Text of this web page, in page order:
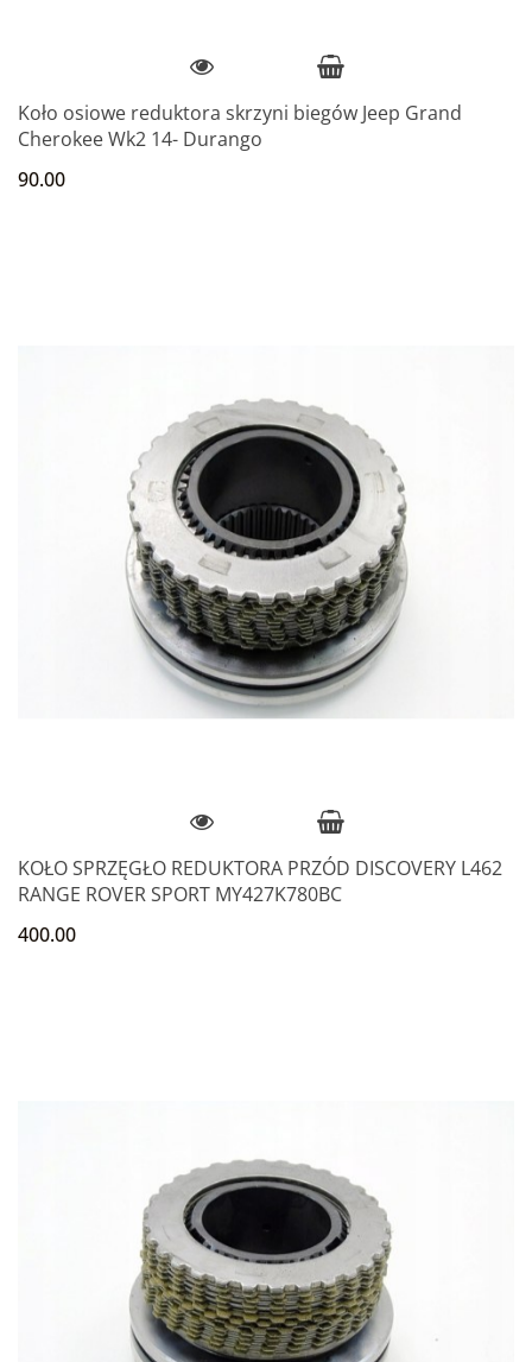
Koło osiowe reduktora skrzyni biegów Jeep Grand
Cherokee Wk2 14- Durango
90.00
KOŁO SPRZĘGŁO REDUKTORA PRZÓD DISCOVERY L462
RANGE ROVER SPORT MY427K780BC
400.00